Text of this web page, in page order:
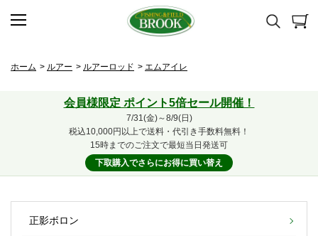
ホーム > ルアー > ルアーロッド > エムアイレ
会員様限定 ポイント5倍セール開催！
7/31(金)～8/9(日)
税込10,000円以上で送料・代引き手数料無料！
15時までのご注文で最短当日発送可
下取購入でさらにお得に買い替え
正影ボロン